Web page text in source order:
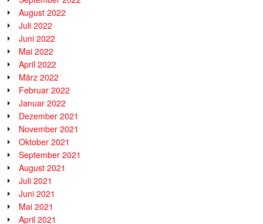
August 2022
Juli 2022
Juni 2022
Mai 2022
April 2022
März 2022
Februar 2022
Januar 2022
Dezember 2021
November 2021
Oktober 2021
September 2021
August 2021
Juli 2021
Juni 2021
Mai 2021
April 2021